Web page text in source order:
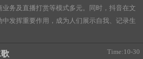
务及直播打赏等模式多元。同时，抖音在文
发挥重要作用，成为人们展示自我、记录生
Time:10-30